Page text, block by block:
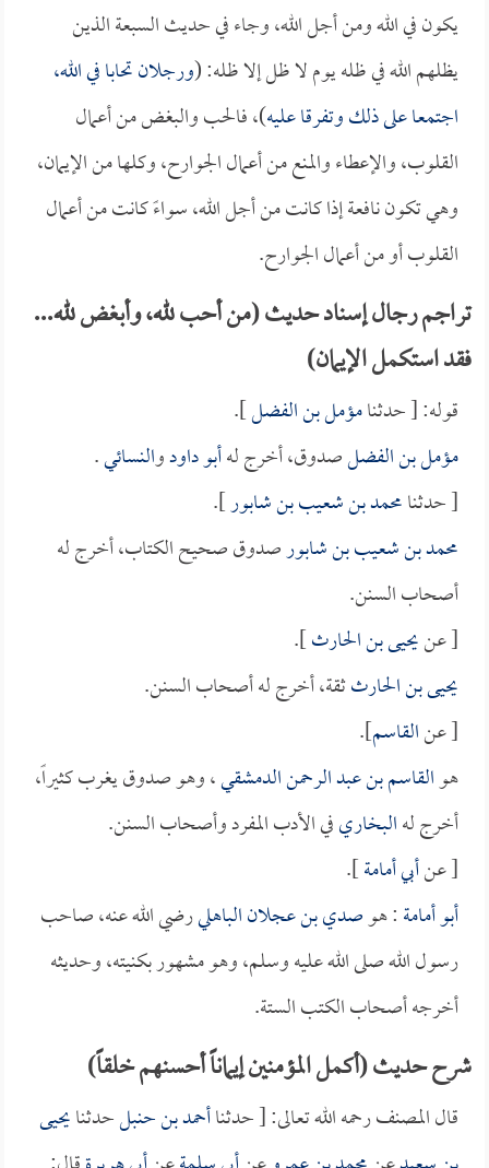
يكون في الله ومن أجل الله، وجاء في حديث السبعة الذين
يظلهم الله في ظله يوم لا ظل إلا ظله: (ورجلان تحابا في الله،
اجتمعا على ذلك وتفرقا عليه)، فالحب والبغض من أعمال
القلوب، والإعطاء والمنع من أعمال الجوارح، وكلها من الإيمان،
وهي تكون نافعة إذا كانت من أجل الله، سواءً كانت من أعمال
القلوب أو من أعمال الجوارح.
تراجم رجال إسناد حديث (من أحب لله، وأبغض لله...
فقد استكمل الإيمان)
قوله: [ حدثنامؤمل بن الفضل].
مؤمل بن الفضلصدوق، أخرج لهأبو داودوالنسائي.
[ حدثنامحمد بن شعيب بن شابور].
محمد بن شعيب بن شابورصدوق صحيح الكتاب، أخرج له
أصحاب السنن.
[ عنيحيى بن الحارث].
يحيى بن الحارثثقة، أخرج له أصحاب السنن.
[ عنالقاسم].
هوالقاسم بن عبد الرحمن الدمشقي، وهو صدوق يغرب كثيراً،
أخرج لهالبخاريفي الأدب المفرد وأصحاب السنن.
[ عنأبي أمامة].
أبو أمامة: هوصدي بن عجلان الباهليرضي الله عنه، صاحب
رسول الله صلى الله عليه وسلم، وهو مشهور بكنيته، وحديثه
أخرجه أصحاب الكتب الستة.
شرح حديث (أكمل المؤمنين إيماناً أحسنهم خلقاً)
قال المصنف رحمه الله تعالى: [ حدثناأحمد بن حنبلحدثنايحيى